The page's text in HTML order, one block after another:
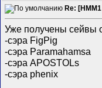
Re:
Уже получены сейвы
-сэра FigPig
-сэра Paramahamsa
-сэра APOSTOLs
-сэра phenix